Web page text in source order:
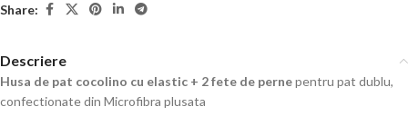
Share:
Descriere
Husa de pat cocolino cu elastic + 2 fete de pernepentru pat dublu,
confectionate din Microfibra plusata